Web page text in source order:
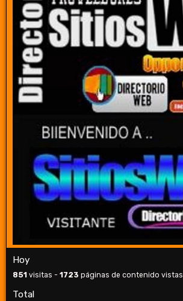
Hoy
851 visitas - 1723 páginas de contenido vistas
Total